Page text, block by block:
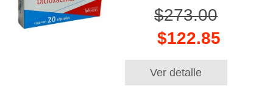
$273.00
$122.85
Ver detalle